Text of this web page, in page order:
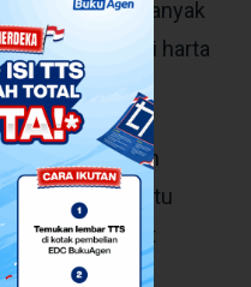
sebanyak
mempunyai harta
tahu, di bulan
sosial yaitu
sempat